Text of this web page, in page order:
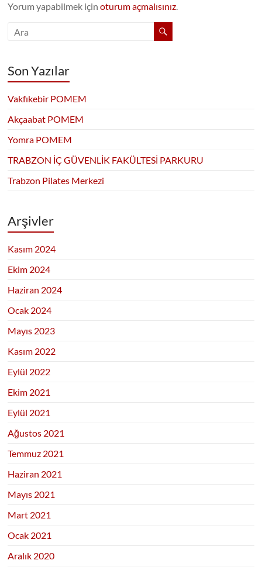
Yorum yapabilmek içinoturum açmalısınız.
Son Yazılar
Vakfıkebir POMEM
Akçaabat POMEM
Yomra POMEM
TRABZON İÇ GÜVENLİK FAKÜLTESİ PARKURU
Trabzon Pilates Merkezi
Arşivler
Kasım 2024
Ekim 2024
Haziran 2024
Ocak 2024
Mayıs 2023
Kasım 2022
Eylül 2022
Ekim 2021
Eylül 2021
Ağustos 2021
Temmuz 2021
Haziran 2021
Mayıs 2021
Mart 2021
Ocak 2021
Aralık 2020